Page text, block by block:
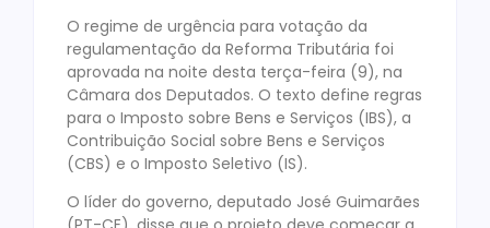
O regime de urgência para votação da
regulamentação da Reforma Tributária foi
aprovada na noite desta terça-feira (9), na
Câmara dos Deputados. O texto define regras
para o Imposto sobre Bens e Serviços (IBS), a
Contribuição Social sobre Bens e Serviços
(CBS) e o Imposto Seletivo (IS).
O líder do governo, deputado José Guimarães